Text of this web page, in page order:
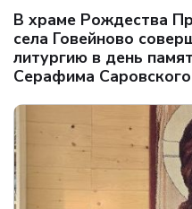
В храме Рождества
села Говейново
литургию в день
Серафима Саровского